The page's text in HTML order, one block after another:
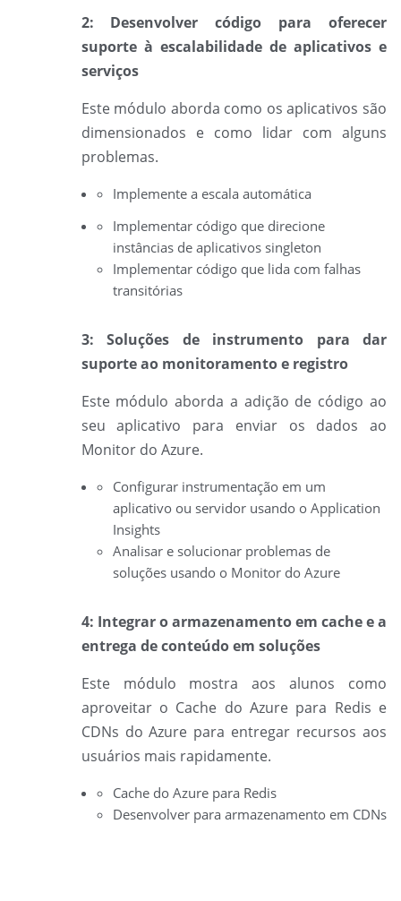
2: Desenvolver código para oferecer
suporte à escalabilidade de aplicativos e
serviços
Este módulo aborda como os aplicativos são
dimensionados e como lidar com alguns
problemas.
Implemente a escala automática
Implementar código que direcione
instâncias de aplicativos singleton
Implementar código que lida com falhas
transitórias
3: Soluções de instrumento para dar
suporte ao monitoramento e registro
Este módulo aborda a adição de código ao
seu aplicativo para enviar os dados ao
Monitor do Azure.
Configurar instrumentação em um
aplicativo ou servidor usando o Application
Insights
Analisar e solucionar problemas de
soluções usando o Monitor do Azure
4: Integrar o armazenamento em cache e a
entrega de conteúdo em soluções
Este módulo mostra aos alunos como
aproveitar o Cache do Azure para Redis e
CDNs do Azure para entregar recursos aos
usuários mais rapidamente.
Cache do Azure para Redis
Desenvolver para armazenamento em CDNs